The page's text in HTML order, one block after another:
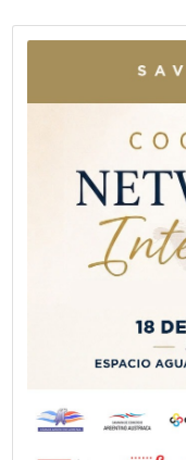
Fecha publicación: 27-
La Cámara
bienvenida
El Clan es una
orientada a
posicionamiento
gestión y
VER MÁS